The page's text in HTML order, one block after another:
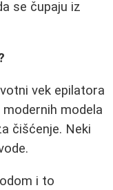
se čupaju iz
vek epilatora
modela
čišćenje. Neki
i to